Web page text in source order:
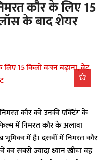
a
कौर के लिए 15
के बाद शेयर
कौर को उनकी एक्टिंग के
में निमरत कौर के अलावा
में हैं। दसवीं में निमरत कौर
का सबसे ज्यादा ध्यान खींचा वह